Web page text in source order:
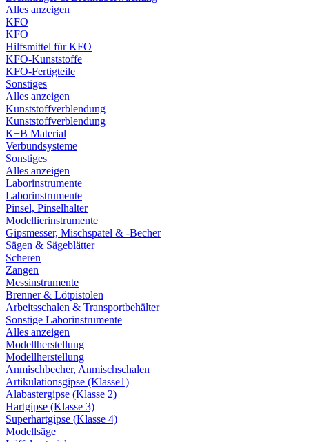
Alles anzeigen
KFO
KFO
Hilfsmittel für KFO
KFO-Kunststoffe
KFO-Fertigteile
Sonstiges
Alles anzeigen
Kunststoffverblendung
Kunststoffverblendung
K+B Material
Verbundsysteme
Sonstiges
Alles anzeigen
Laborinstrumente
Laborinstrumente
Pinsel, Pinselhalter
Modellierinstrumente
Gipsmesser, Mischspatel & -Becher
Sägen & Sägeblätter
Scheren
Zangen
Messinstrumente
Brenner & Lötpistolen
Arbeitsschalen & Transportbehälter
Sonstige Laborinstrumente
Alles anzeigen
Modellherstellung
Modellherstellung
Anmischbecher, Anmischschalen
Artikulationsgipse (Klasse1)
Alabastergipse (Klasse 2)
Hartgipse (Klasse 3)
Superhartgipse (Klasse 4)
Modellsäge